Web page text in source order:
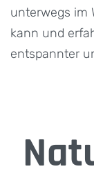
unterwegs im
kann und
entspannter